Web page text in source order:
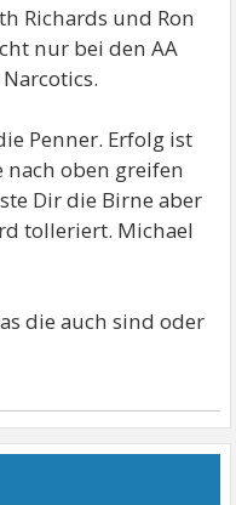
Richards und Ron
nur bei den AA
Penner. Erfolg ist
nach oben greifen
Dir die Birne aber
tolleriert. Michael
die auch sind oder